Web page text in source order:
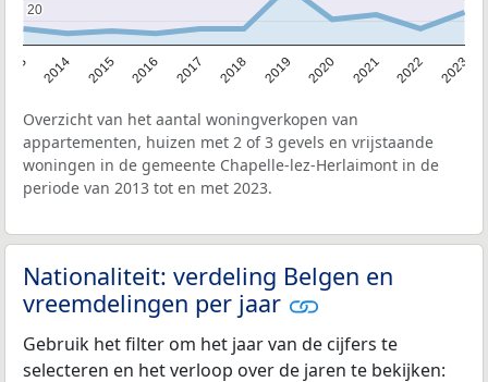
2014 2015 2016 2017 2018 2019 2020 2021 2022 2023
20
20
Overzicht van het aantal woningverkopen van
appartementen, huizen met 2 of 3 gevels en vrijstaande
woningen in de gemeente Chapelle-lez-Herlaimont in de
periode van 2013 tot en met 2023.
Nationaliteit: verdeling Belgen en
vreemdelingen per jaar
Gebruik het filter om het jaar van de cijfers te
selecteren en het verloop over de jaren te bekijken: